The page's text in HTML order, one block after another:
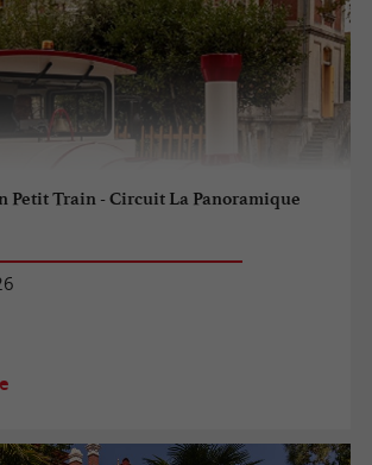
Petit Train - Circuit La Panoramique